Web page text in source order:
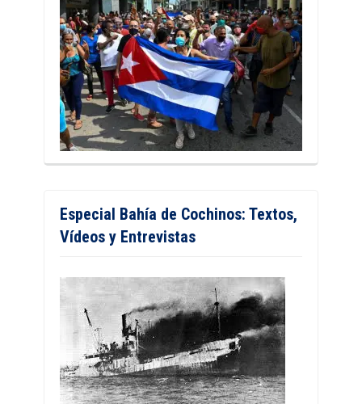
Especial Bahía de Cochinos: Textos,
Vídeos y Entrevistas